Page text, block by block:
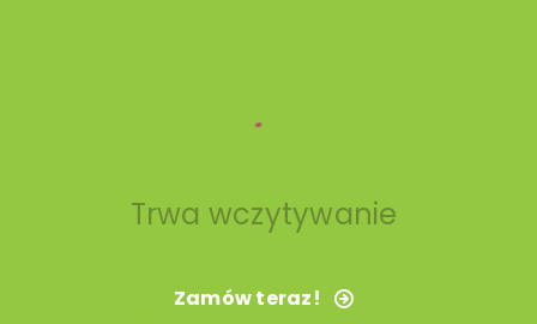
Trwa wczytywanie
Zamów teraz!